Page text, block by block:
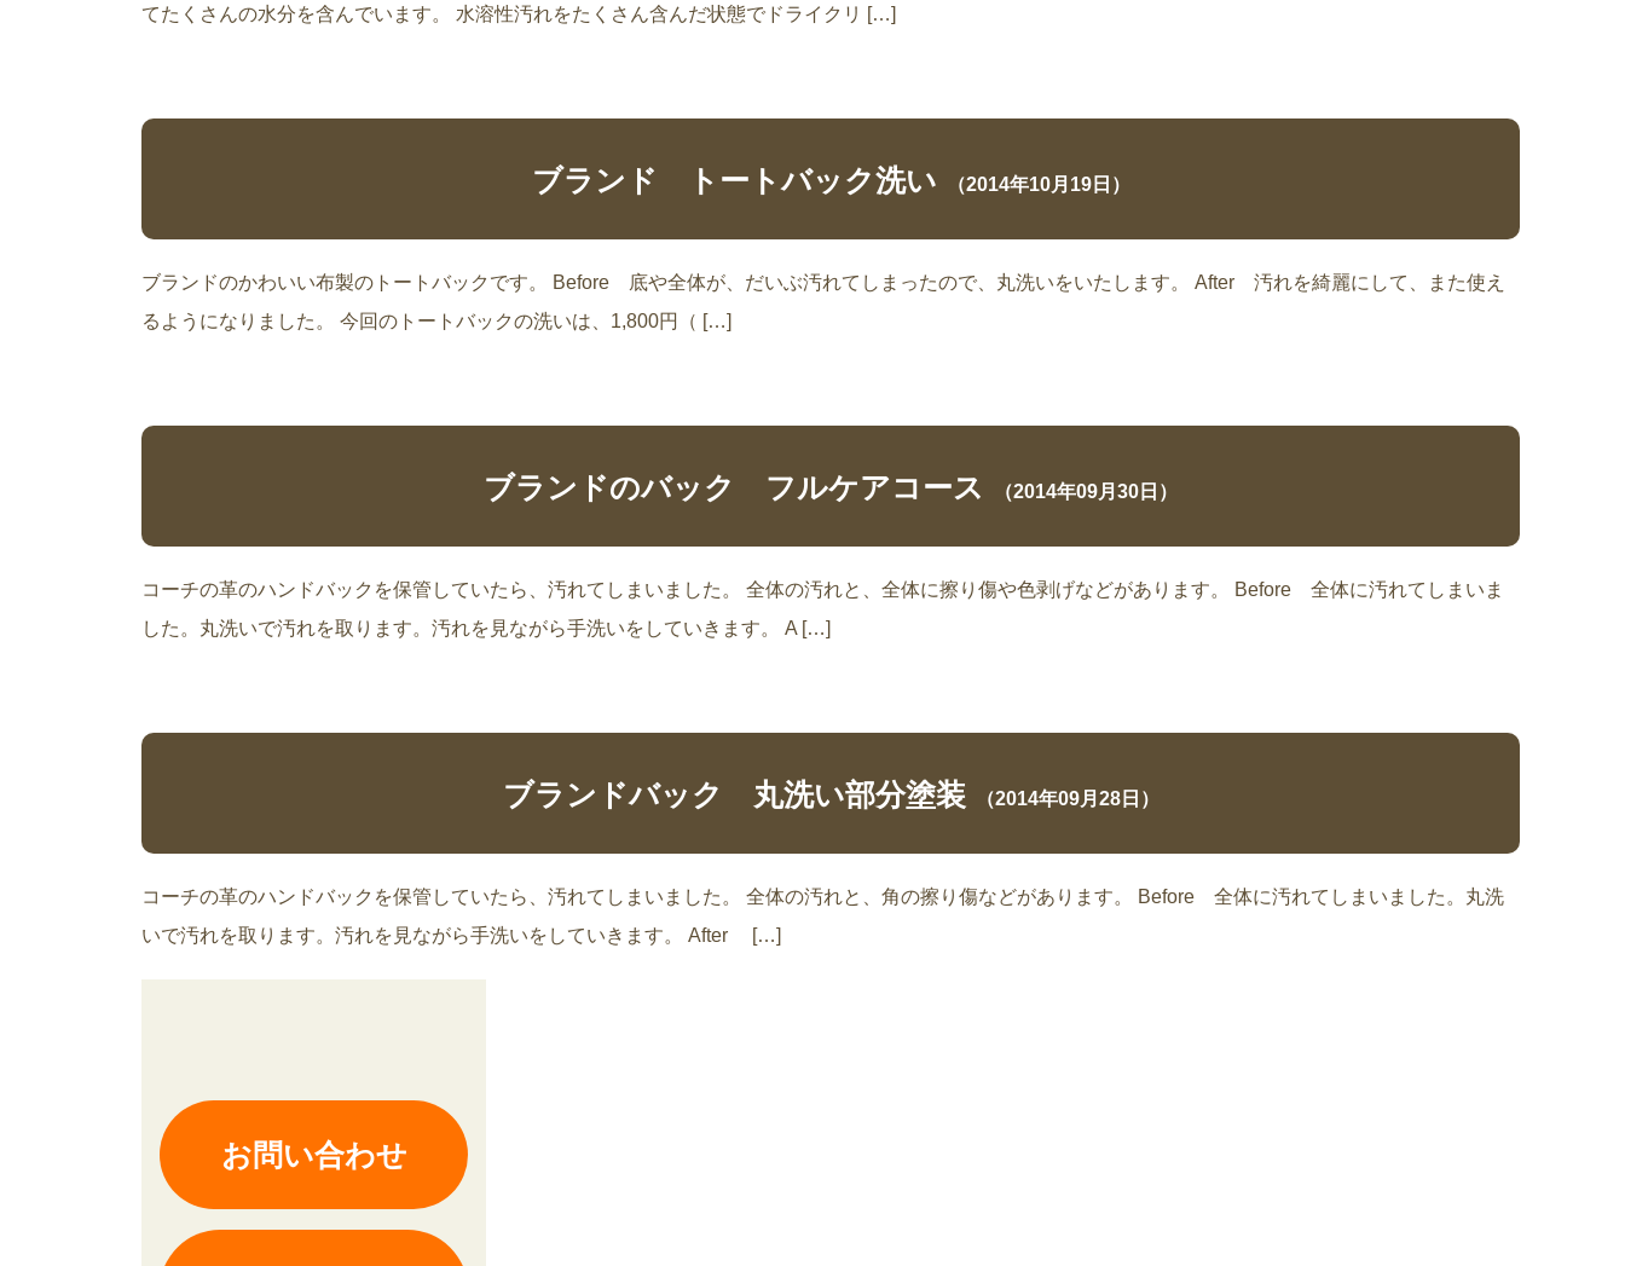
てたくさんの水分を含んでいます。 水溶性汚れをたくさん含んだ状態でドライクリ […]
ブランド トートバック洗い （2014年10月19日）
ブランドのかわいい布製のトートバックです。 Before 底や全体が、だいぶ汚れてしまったので、丸洗いをいたします。 After 汚れを綺麗にして、また使え
るようになりました。 今回のトートバックの洗いは、1,800円（ […]
ブランドのバック フルケアコース （2014年09月30日）
コーチの革のハンドバックを保管していたら、汚れてしまいました。 全体の汚れと、全体に擦り傷や色剥げなどがあります。 Before 全体に汚れてしまいま
した。丸洗いで汚れを取ります。汚れを見ながら手洗いをしていきます。 A […]
ブランドバック 丸洗い部分塗装 （2014年09月28日）
コーチの革のハンドバックを保管していたら、汚れてしまいました。 全体の汚れと、角の擦り傷などがあります。 Before 全体に汚れてしまいました。丸洗
いで汚れを取ります。汚れを見ながら手洗いをしていきます。 After […]
お問い合わせ